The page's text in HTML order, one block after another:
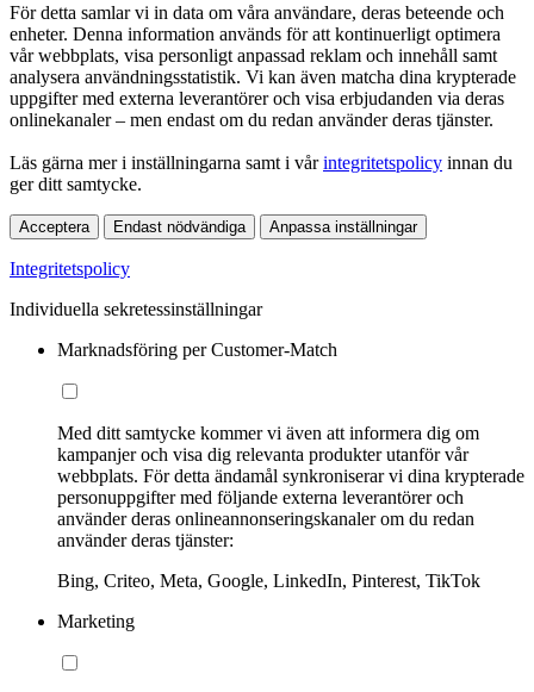
För detta samlar vi in data om våra användare, deras beteende och
enheter. Denna information används för att kontinuerligt optimera
vår webbplats, visa personligt anpassad reklam och innehåll samt
analysera användningsstatistik. Vi kan även matcha dina krypterade
uppgifter med externa leverantörer och visa erbjudanden via deras
onlinekanaler – men endast om du redan använder deras tjänster.
Läs gärna mer i inställningarna samt i vårintegritetspolicy innan du
ger ditt samtycke.
Acceptera Endast nödvändiga Anpassa inställningar
Integritetspolicy
Individuella sekretessinställningar
Marknadsföring per Customer-Match
Med ditt samtycke kommer vi även att informera dig om
kampanjer och visa dig relevanta produkter utanför vår
webbplats. För detta ändamål synkroniserar vi dina krypterade
personuppgifter med följande externa leverantörer och
använder deras onlineannonseringskanaler om du redan
använder deras tjänster:
Bing, Criteo, Meta, Google, LinkedIn, Pinterest, TikTok
Marketing